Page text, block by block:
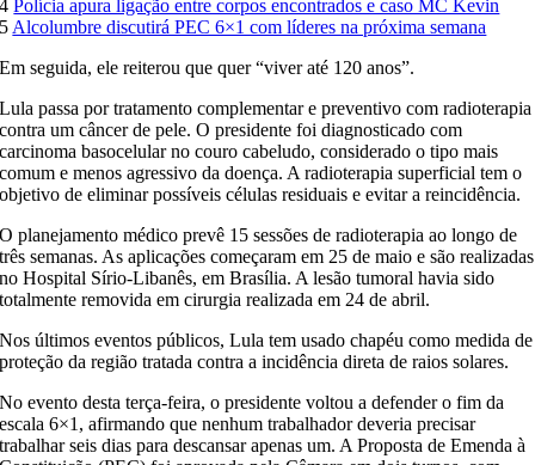
4 Polícia apura ligação entre corpos encontrados e caso MC Kevin
5 Alcolumbre discutirá PEC 6×1 com líderes na próxima semana
Em seguida, ele reiterou que quer “viver até 120 anos”.
Lula passa por tratamento complementar e preventivo com radioterapia
contra um câncer de pele. O presidente foi diagnosticado com
carcinoma basocelular no couro cabeludo, considerado o tipo mais
comum e menos agressivo da doença. A radioterapia superficial tem o
objetivo de eliminar possíveis células residuais e evitar a reincidência.
O planejamento médico prevê 15 sessões de radioterapia ao longo de
três semanas. As aplicações começaram em 25 de maio e são realizadas
no Hospital Sírio-Libanês, em Brasília. A lesão tumoral havia sido
totalmente removida em cirurgia realizada em 24 de abril.
Nos últimos eventos públicos, Lula tem usado chapéu como medida de
proteção da região tratada contra a incidência direta de raios solares.
No evento desta terça-feira, o presidente voltou a defender o fim da
escala 6×1, afirmando que nenhum trabalhador deveria precisar
trabalhar seis dias para descansar apenas um. A Proposta de Emenda à